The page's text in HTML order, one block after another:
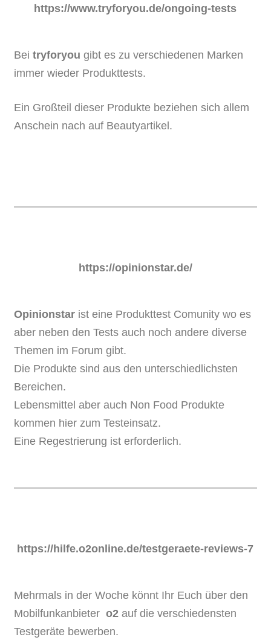
https://www.tryforyou.de/ongoing-tests
Bei tryforyou gibt es zu verschiedenen Marken
immer wieder Produkttests.
Ein Großteil dieser Produkte beziehen sich allem
Anschein nach auf Beautyartikel.
https://opinionstar.de/
Opinionstar ist eine Produkttest Comunity wo es
aber neben den Tests auch noch andere diverse
Themen im Forum gibt.
Die Produkte sind aus den unterschiedlichsten
Bereichen.
Lebensmittel aber auch Non Food Produkte
kommen hier zum Testeinsatz.
Eine Regestrierung ist erforderlich.
https://hilfe.o2online.de/testgeraete-reviews-7
Mehrmals in der Woche könnt Ihr Euch über den
Mobilfunkanbieter o2auf die verschiedensten
Testgeräte bewerben.